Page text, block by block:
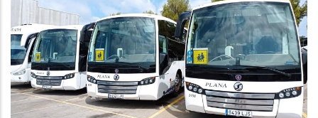
TRANSPORT ESCOLAR CURS 23/24
Educació